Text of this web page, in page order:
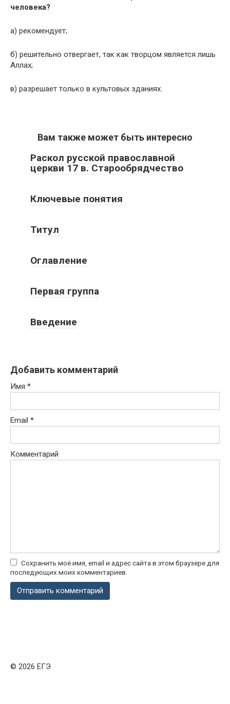
человека?
а) рекомендует;
б) решительно отвергает, так как творцом является лишь
Аллах;
в) разрешает только в культовых зданиях.
Вам также может быть интересно
Раскол русской православной
церкви 17 в. Старообрядчество
Ключевые понятия
Титул
Оглавление
Первая группа
Введение
Добавить комментарий
Имя *
Email *
Комментарий
Сохранить моё имя, email и адрес сайта в этом браузере для
последующих моих комментариев.
© 2026 ЕГЭ